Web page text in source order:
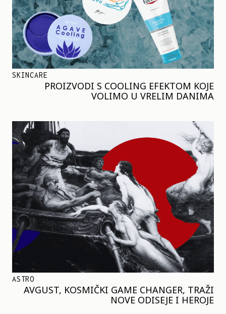
SKINCARE
PROIZVODI S COOLING EFEKTOM KOJE
VOLIMO U VRELIM DANIMA
ASTRO
AVGUST, KOSMIČKI GAME CHANGER, TRAŽI
NOVE ODISEJE I HEROJE